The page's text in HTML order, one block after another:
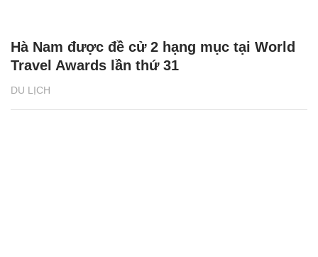
DU LỊCH
Hà Nam được đề cử 2 hạng mục tại World
Travel Awards lần thứ 31